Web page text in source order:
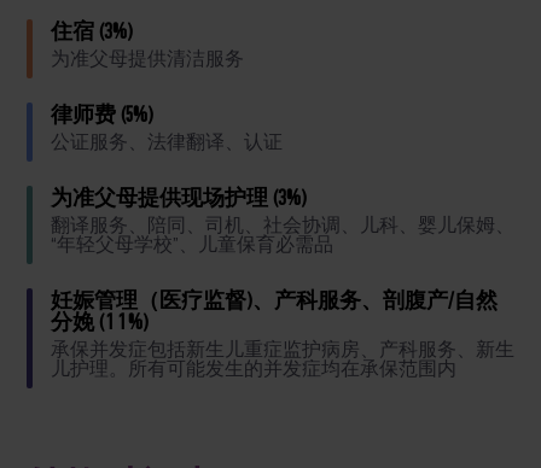
住宿 (3%)
为准父母提供清洁服务
律师费 (5%)
公证服务、法律翻译、认证
为准父母提供现场护理 (3%)
翻译服务、陪同、司机、社会协调、儿科、婴儿保姆、
“年轻父母学校”、儿童保育必需品
妊娠管理（医疗监督)、产科服务、剖腹产/自然
分娩 (11%)
承保并发症包括新生儿重症监护病房、产科服务、新生
儿护理。所有可能发生的并发症均在承保范围内